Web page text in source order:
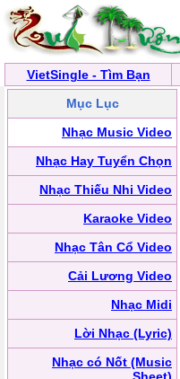
VietSingle - Tìm Bạn
Mục Lục
Nhạc Music Video
Nhạc Hay Tuyển Chọn
Nhạc Thiếu Nhi Video
Karaoke Video
Nhạc Tân Cổ Video
Cải Lương Video
Nhạc Midi
Lời Nhạc (Lyric)
Nhạc có Nốt (Music